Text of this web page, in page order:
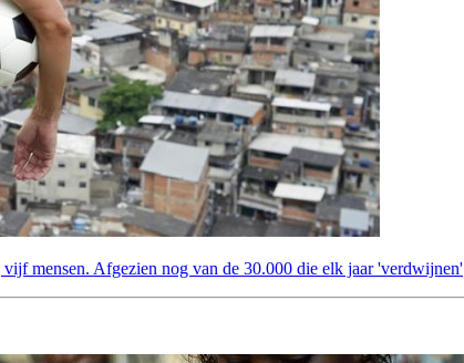
mensen. Afgezien nog van de 30.000 die elk jaar 'verdwijnen'